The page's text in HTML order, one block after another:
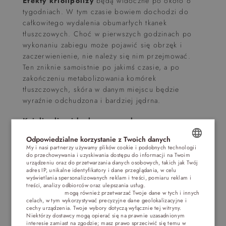
tygodniach. W tym czasie bowiem dochodzi do
całkowitego wydalenia obumarłych tkanek
tłuszczowych. Choć w pierwszych godzinach po
wykonaniu zabiegu może pojawić się obrzęk i
zaczerwienienie, nie należy się nim przejmować.
Ten zniknie samoistnie po jakimś czasie, a po
zakończeniu metabolizowania komórek
tłuszczowych, skóra w danym miejscu będzie
wyraźnie odchudzona i bardziej jędrna.
Kriolipoliza idealnym sposobem na
Należy podkreślić, iżodchudzanie
zimnem stanowi jedynie metodę wspomagającą
proces utraty zbędnej tkanki tłuszczowej. Metoda
ta stanowi idealnąna odchudzanie
ciała, w których komórki tłuszczowe utrzymują się
na dłużej. Choćefekty kriolipolizysą
zaskakująco pozytywne, należy mieć na względzie,
POLISH
ENGLISH
GERMAN
CZECH
Odpowiedzialne korzystanie z Twoich danych
My i nasi partnerzy używamy plików cookie i podobnych technologii
do przechowywania i uzyskiwania dostępu do informacji na Twoim
urządzeniu oraz do przetwarzania danych osobowych, takich jak Twój
adres IP, unikalne identyfikatory i dane przeglądania, w celu
wyświetlania spersonalizowanych reklam i treści, pomiaru reklam i
treści, analizy odbiorców oraz ulepszania usług.
mogą również przetwarzać Twoje dane w tych i innych
celach, w tym wykorzystywać precyzyjne dane geolokalizacyjne i
cechy urządzenia. Twoje wybory dotyczą wyłącznie tej witryny.
Niektórzy dostawcy mogą opierać się na prawnie uzasadnionym
interesie zamiast na zgodzie; masz prawo sprzeciwić się temu w